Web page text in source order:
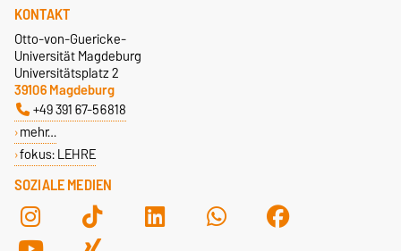
SOZIALE MEDIEN
KONTAKT
Otto-von-Guericke-
Universität Magdeburg
Universitätsplatz 2
39106 Magdeburg
+49 391 67-56818
mehr…
fokus: LEHRE